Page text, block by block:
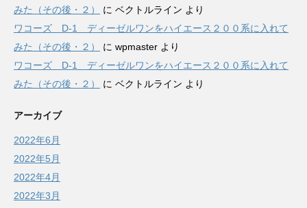
みた（その後・２）
に ベクトルライン より
ワコーズ D-1 ディーゼルワンをハイエース２００系に入れて
みた（その後・２）
に wpmaster より
ワコーズ D-1 ディーゼルワンをハイエース２００系に入れて
みた（その後・２）
に ベクトルライン より
アーカイブ
2022年6月
2022年5月
2022年4月
2022年3月